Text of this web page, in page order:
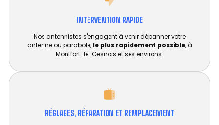
INTERVENTION RAPIDE
Nos antennistes s'engagent à venir dépanner votre
antenne ou parabole, le plus rapidement possible, à
Montfort-le-Gesnois et ses environs.
RÉGLAGES, RÉPARATION ET REMPLACEMENT​